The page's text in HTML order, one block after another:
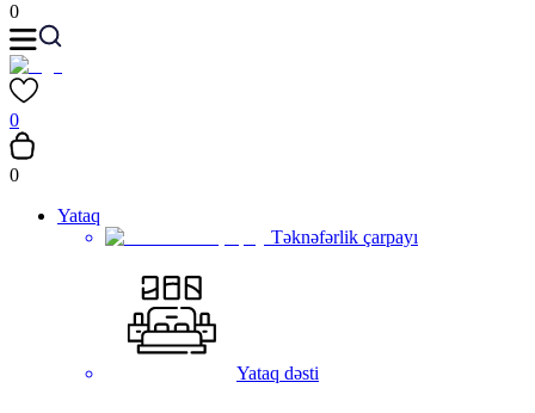
0
0
0
Yataq
Təknəfərlik çarpayı
Yataq dəsti